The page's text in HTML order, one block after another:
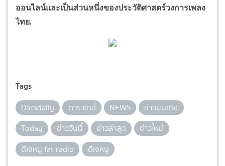
ออนไลน์และเป็นส่วนหนึ่งของประวัติศาสตร์วงการเพลง
ไทย.
Tags
Daradaily ดาราเดลี่ NEWS
ข่าวบันเทิง
Today
ข่าววันนี้ ข่าวล่าสุด
ข่าวใหม่
ดีเจหนู fat radio
ดีเจหนู